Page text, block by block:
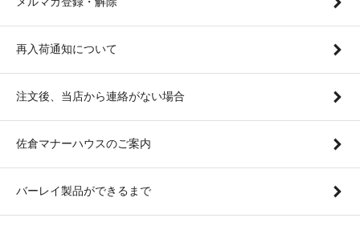
再入荷通知について
注文後、当店から連絡がない場合
佐倉マナーハウスのご案内
バーレイ製品ができるまで